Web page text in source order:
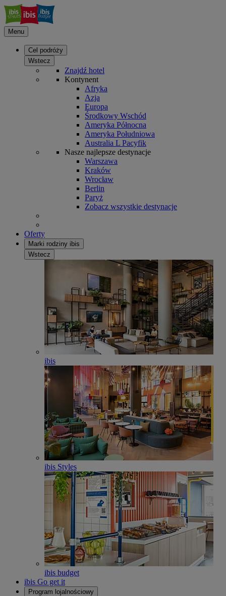
Menu
Cel podróży
Wstecz
Znajdź hotel
Kontynent
Afryka
Azja
Europa
Środkowy Wschód
Ameryka Północna
Ameryka Południowa
Australia L Pacyfik
Nasze najlepsze destynacje
Warszawa
Kraków
Wrocław
Berlin
Paryż
Zobacz wszystkie destynacje
Oferty
Marki rodziny ibis
Wstecz
ibis
ibis Styles
ibis budget
ibis Go get it
Program lojalnościowy